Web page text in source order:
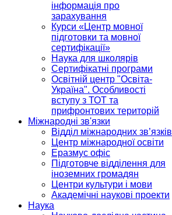
інформація про
зарахування
Курси «Центр мовної
підготовки та мовної
сертифікації»
Наука для школярів
Сертифікатні програми
Освітній центр "Освіта-
Україна". Особливості
вступу з ТОТ та
прифронтових територій
Міжнародні зв'язки
Відділ міжнародних зв’язків
Центр міжнародної освіти
Еразмус офіс
Підготовче відділення для
іноземних громадян
Центри культури і мови
Академічні наукові проекти
Наука